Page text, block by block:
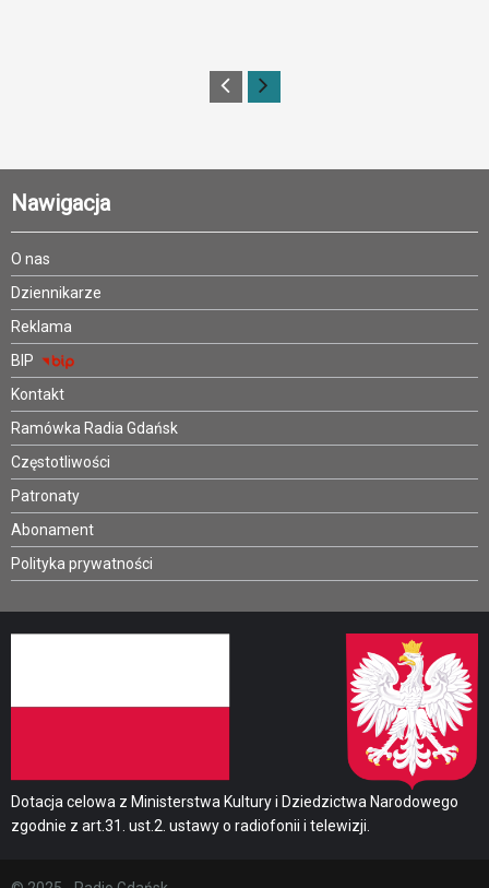
Nawigacja
O nas
Dziennikarze
Reklama
BIP
Kontakt
Ramówka Radia Gdańsk
Częstotliwości
Patronaty
Abonament
Polityka prywatności
Dotacja celowa z Ministerstwa Kultury i Dziedzictwa Narodowego
zgodnie z art.31. ust.2. ustawy o radiofonii i telewizji.